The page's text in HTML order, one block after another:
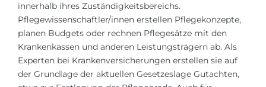
innerhalb ihres Zuständigkeitsbereichs.
Pflegewissenschaftler/innen erstellen Pflegekonzepte,
planen Budgets oder rechnen Pflegesätze mit den
Krankenkassen und anderen Leistungsträgern ab. Als
Experten bei Krankenversicherungen erstellen sie auf
der Grundlage der aktuellen Gesetzeslage Gutachten,